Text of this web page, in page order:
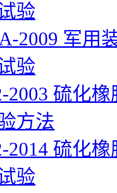
验
2009 军用
验
2003 硫化
方法
2014 硫化
验